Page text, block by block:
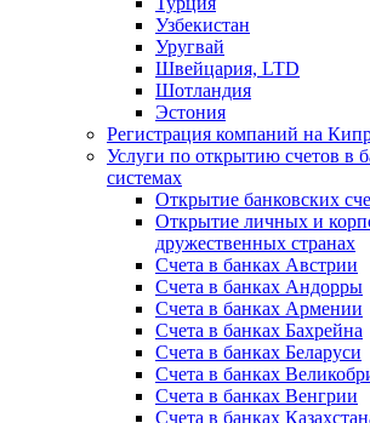
Узбекистан
Уругвай
Швейцария, LTD
Шотландия
Эстония
Регистрация компаний на
Услуги по открытию счетов в
системах
Открытие банковских
Открытие личных и
дружественных странах
Счета в банках Австрии
Счета в банках Андорры
Счета в банках Армении
Счета в банках Бахрейна
Счета в банках Беларуси
Счета в банках
Счета в банках Венгрии
Счета в банках